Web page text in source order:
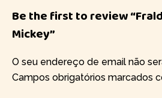
Be the first to review
Mickey”
O seu endereço de email não
Campos obrigatórios marcados